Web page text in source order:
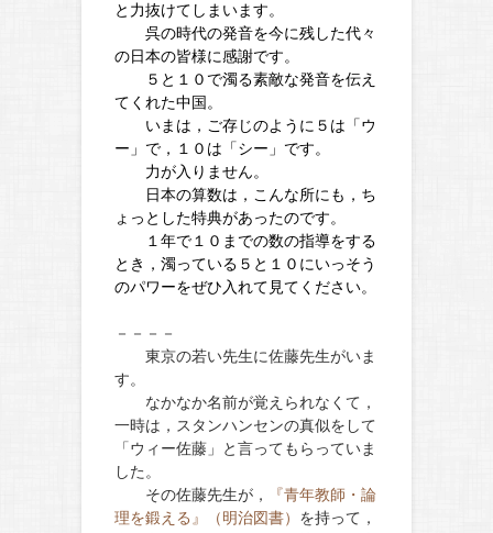
と力抜けてしまいます。
呉の時代の発音を今に残した代々
の日本の皆様に感謝です。
５と１０で濁る素敵な発音を伝え
てくれた中国。
いまは，ご存じのように５は「ウ
ー」で，１０は「シー」です。
力が入りません。
日本の算数は，こんな所にも，ち
ょっとした特典があったのです。
１年で１０までの数の指導をする
とき，濁っている５と１０にいっそう
のパワーをぜひ入れて見てください。
－－－－
東京の若い先生に佐藤先生がいま
す。
なかなか名前が覚えられなくて，
一時は，スタンハンセンの真似をして
「ウィー佐藤」と言ってもらっていま
した。
その佐藤先生が，
『青年教師・論
理を鍛える』（明治図書） を持って，